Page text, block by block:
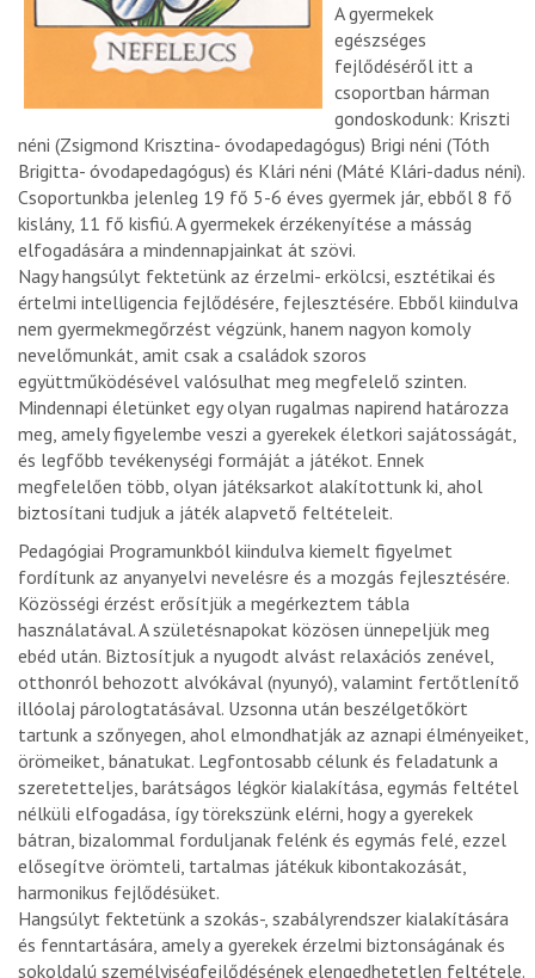
A gyermekek
egészséges
fejlődéséről itt a
csoportban hárman
gondoskodunk: Kriszti
néni (Zsigmond Krisztina- óvodapedagógus) Brigi néni (Tóth
Brigitta- óvodapedagógus) és Klári néni (Máté Klári-dadus néni).
Csoportunkba jelenleg 19 fő 5-6 éves gyermek jár, ebből 8 fő
kislány, 11 fő kisfiú. A gyermekek érzékenyítése a másság
elfogadására a mindennapjainkat át szövi.
Nagy hangsúlyt fektetünk az érzelmi- erkölcsi, esztétikai és
értelmi intelligencia fejlődésére, fejlesztésére. Ebből kiindulva
nem gyermekmegőrzést végzünk, hanem nagyon komoly
nevelőmunkát, amit csak a családok szoros
együttműködésével valósulhat meg megfelelő szinten.
Mindennapi életünket egy olyan rugalmas napirend határozza
meg, amely figyelembe veszi a gyerekek életkori sajátosságát,
és legfőbb tevékenységi formáját a játékot. Ennek
megfelelően több, olyan játéksarkot alakítottunk ki, ahol
biztosítani tudjuk a játék alapvető feltételeit.
Pedagógiai Programunkból kiindulva kiemelt figyelmet
fordítunk az anyanyelvi nevelésre és a mozgás fejlesztésére.
Közösségi érzést erősítjük a megérkeztem tábla
használatával. A születésnapokat közösen ünnepeljük meg
ebéd után. Biztosítjuk a nyugodt alvást relaxációs zenével,
otthonról behozott alvókával (nyunyó), valamint fertőtlenítő
illóolaj párologtatásával. Uzsonna után beszélgetőkört
tartunk a szőnyegen, ahol elmondhatják az aznapi élményeiket,
örömeiket, bánatukat. Legfontosabb célunk és feladatunk a
szeretetteljes, barátságos légkör kialakítása, egymás feltétel
nélküli elfogadása, így törekszünk elérni, hogy a gyerekek
bátran, bizalommal forduljanak felénk és egymás felé, ezzel
elősegítve örömteli, tartalmas játékuk kibontakozását,
harmonikus fejlődésüket.
Hangsúlyt fektetünk a szokás-, szabályrendszer kialakítására
és fenntartására, amely a gyerekek érzelmi biztonságának és
sokoldalú személyiségfejlődésének elengedhetetlen feltétele.